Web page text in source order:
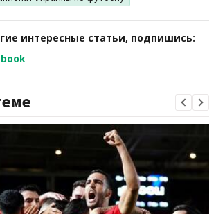
интересные статьи, подпишись: